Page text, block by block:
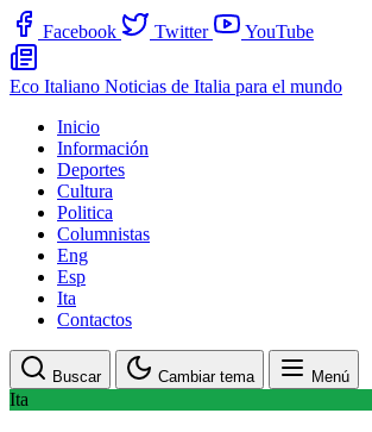
Facebook Twitter YouTube
Eco Italiano Noticias de Italia para el mundo
Inicio
Información
Deportes
Cultura
Politica
Columnistas
Eng
Esp
Ita
Contactos
Buscar Cambiar tema Menú
Ita